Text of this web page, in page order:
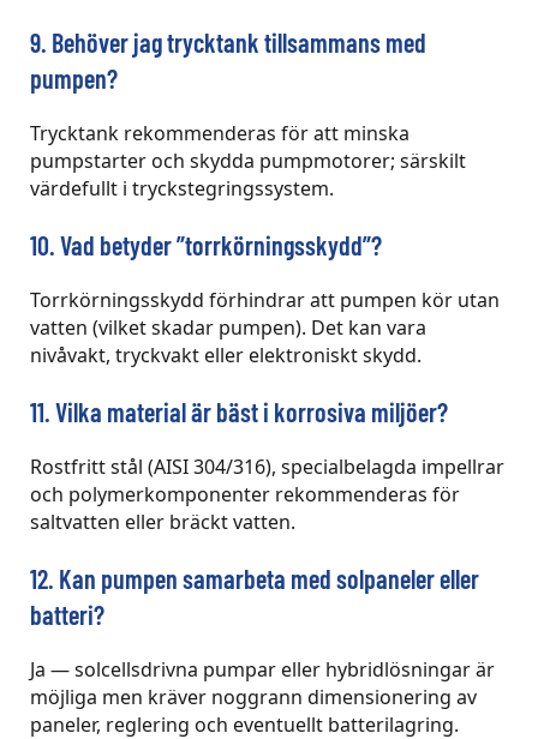
9. Behöver jag trycktank tillsammans med
pumpen?
Trycktank rekommenderas för att minska
pumpstarter och skydda pumpmotorer; särskilt
värdefullt i tryckstegringssystem.
10. Vad betyder ”torrkörningsskydd”?
Torrkörningsskydd förhindrar att pumpen kör utan
vatten (vilket skadar pumpen). Det kan vara
nivåvakt, tryckvakt eller elektroniskt skydd.
11. Vilka material är bäst i korrosiva miljöer?
Rostfritt stål (AISI 304/316), specialbelagda impellrar
och polymerkomponenter rekommenderas för
saltvatten eller bräckt vatten.
12. Kan pumpen samarbeta med solpaneler eller
batteri?
Ja — solcellsdrivna pumpar eller hybridlösningar är
möjliga men kräver noggrann dimensionering av
paneler, reglering och eventuellt batterilagring.